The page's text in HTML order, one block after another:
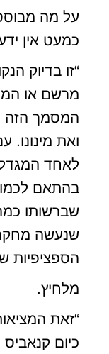
על מה
כמעט אין
“זו בדיוק
מרשם או
המסמך הזה
ואת
לאחד
בהתאם
שברשותו
שנעשה
הספציפיות
מלחיץ.
“זאת
כיום קנאביס